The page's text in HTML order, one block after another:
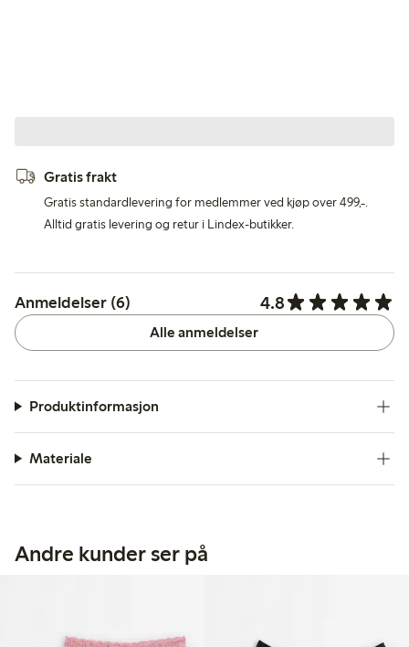
Gratis frakt
Gratis standardlevering for medlemmer ved kjøp over 499,-.
Alltid gratis levering og retur i Lindex-butikker.
Anmeldelser (6) 4.8
Alle anmeldelser
Produktinformasjon
Materiale
Andre kunder ser på